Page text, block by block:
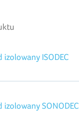
izolowany ISODEC
izolowany SONODEC